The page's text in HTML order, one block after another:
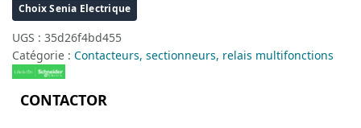
Choix Senia Electrique
UGS : 35d26f4bd455
Catégorie : Contacteurs, sectionneurs, relais multifonctions
CONTACTOR